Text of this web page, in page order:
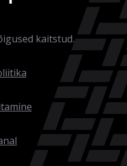
kaitstud.